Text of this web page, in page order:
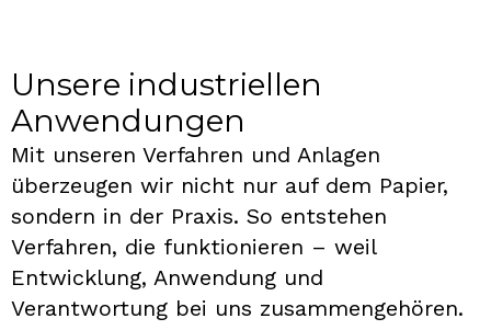
Unsere industriellen
Anwendungen
Mit unseren Verfahren und Anlagen
überzeugen wir nicht nur auf dem Papier,
sondern in der Praxis. So entstehen
Verfahren, die funktionieren – weil
Entwicklung, Anwendung und
Verantwortung bei uns zusammengehören.